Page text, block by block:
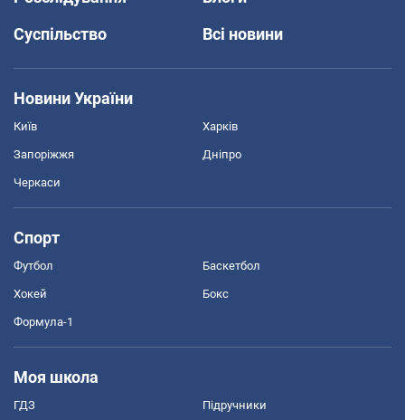
Суспільство
Всі новини
Новини України
Київ Харків
Запоріжжя Дніпро
Черкаси
Спорт
Футбол Баскетбол
Хокей Бокс
Формула-1
Моя школа
ГДЗ Підручники